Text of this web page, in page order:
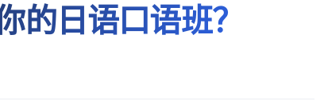
的日语口语班？